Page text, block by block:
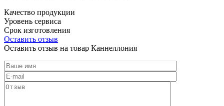
Качество продукции
Уровень сервиса
Срок изготовления
Оставить отзыв
Оставить отзыв на товар Каннеллония